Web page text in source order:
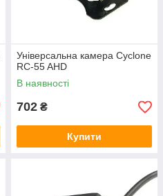
Універсальна камера Cyclone
RC-55 AHD
В наявності
702 ₴
Купити